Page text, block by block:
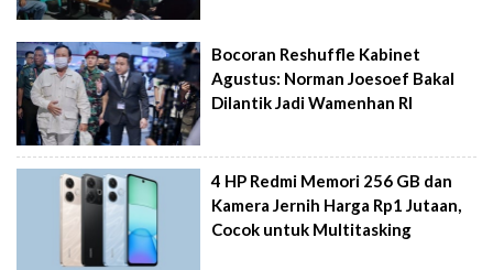
Bocoran Reshuffle Kabinet
Agustus: Norman Joesoef Bakal
Dilantik Jadi Wamenhan RI
4 HP Redmi Memori 256 GB dan
Kamera Jernih Harga Rp1 Jutaan,
Cocok untuk Multitasking